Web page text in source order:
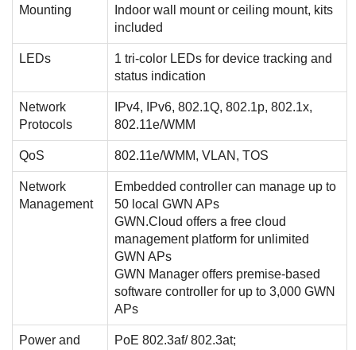
Mounting
Indoor wall mount or ceiling mount, kits
included
LEDs
1 tri-color LEDs for device tracking and
status indication
Network
Protocols
IPv4, IPv6, 802.1Q, 802.1p, 802.1x,
802.11e/WMM
QoS 802.11e/WMM, VLAN, TOS
Network
Management
Embedded controller can manage up to
50 local GWN APs
GWN.Cloud offers a free cloud
management platform for unlimited
GWN APs
GWN Manager offers premise-based
software controller for up to 3,000 GWN
APs
Power and
PoE 802.3af/ 802.3at;